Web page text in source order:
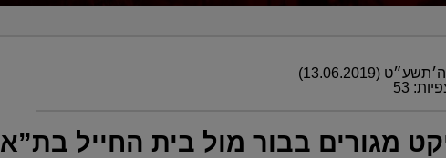
(13.06.2019)
53
מגורים בבור מול בית החייל בת”א